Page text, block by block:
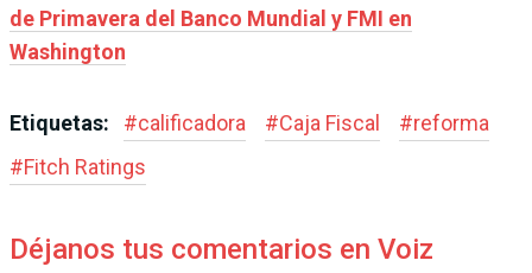
de Primavera del Banco Mundial y FMI en
Washington
Etiquetas: #calificadora #Caja Fiscal #reforma
#Fitch Ratings
Déjanos tus comentarios en Voiz